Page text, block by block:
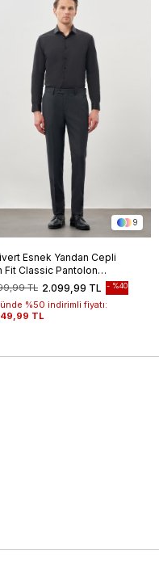
9
Esnek Yandan Cepli
Fit Classic Pantolon
2.099,99 TL
TL %40
%50 indirimli fiyatı:
TL